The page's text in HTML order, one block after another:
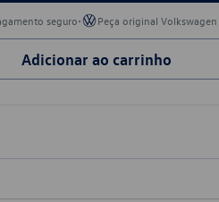
seguro• Peça original Volkswagen
Adicionar ao carrinho